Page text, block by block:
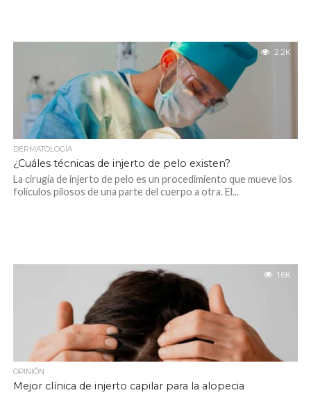
2.2K
DERMATOLOGÍA
¿Cuáles técnicas de injerto de pelo existen?
La cirugía de injerto de pelo es un procedimiento que mueve los
folículos pilosos de una parte del cuerpo a otra. El...
1.6K
OPINIÓN
Mejor clínica de injerto capilar para la alopecia